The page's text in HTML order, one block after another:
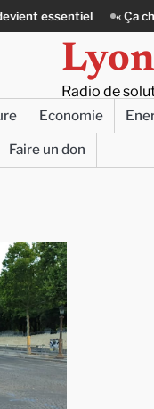
« Ça chauffe » :
Radio de
Economie
Faire un don